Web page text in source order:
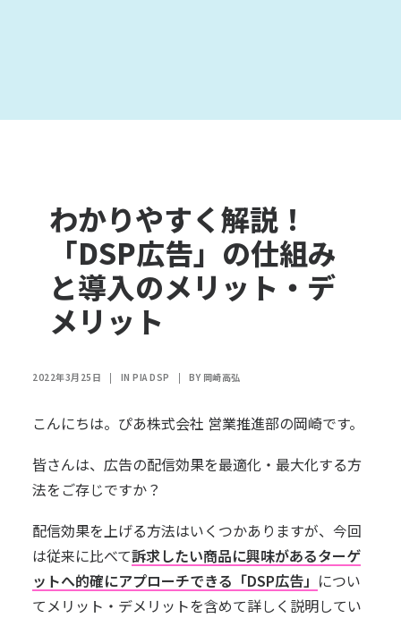
わかりやすく解説！
「DSP広告」の仕組み
と導入のメリット・デ
メリット
2022年3月25日 | IN PIA DSP | BY 岡崎高弘
こんにちは。ぴあ株式会社 営業推進部の岡崎です。
皆さんは、広告の配信効果を最適化・最大化する方
法をご存じですか？
配信効果を上げる方法はいくつかありますが、今回
は従来に比べて訴求したい商品に興味があるターゲ
ットへ的確にアプローチできる「DSP広告」 につい
てメリット・デメリットを含めて詳しく説明してい